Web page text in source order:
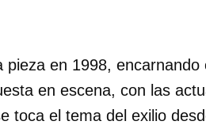
pieza en 1998,
en escena, con las
toca el tema del exilio